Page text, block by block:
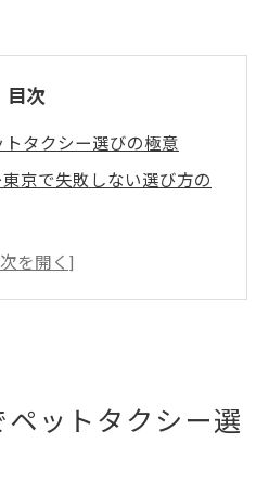
目次
タクシー選びの極意
京で失敗しない選び方の
比較するペットタクシー活
用前に確認したいポイン
ットタクシー選